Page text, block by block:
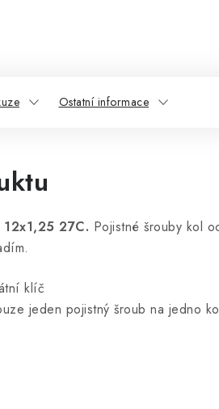
Ostatní informace
27C. Pojistné šrouby kol
klíč
jeden pojistný šroub na jedno